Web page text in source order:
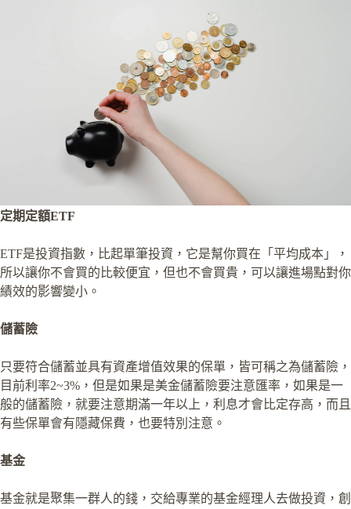
定期定額ETF
ETF是投資指數，比起單筆投資，它是幫你買在「平均成本」，
所以讓你不會買的比較便宜，但也不會買貴，可以讓進場點對你
績效的影響變小。
儲蓄險
只要符合儲蓄並具有資產增值效果的保單，皆可稱之為儲蓄險，
目前利率2~3%，但是如果是美金儲蓄險要注意匯率，如果是一
般的儲蓄險，就要注意期滿一年以上，利息才會比定存高，而且
有些保單會有隱藏保費，也要特別注意。
基金
基金就是聚集一群人的錢，交給專業的基金經理人去做投資，創